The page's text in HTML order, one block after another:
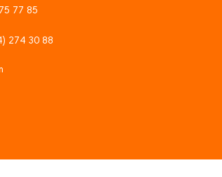
77 85
274 30 88